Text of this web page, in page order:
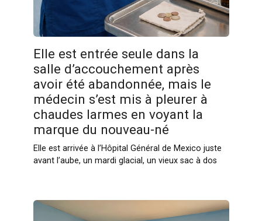
Elle est entrée seule dans la
salle d’accouchement après
avoir été abandonnée, mais le
médecin s’est mis à pleurer à
chaudes larmes en voyant la
marque du nouveau-né
Elle est arrivée à l’Hôpital Général de Mexico juste
avant l’aube, un mardi glacial, un vieux sac à dos